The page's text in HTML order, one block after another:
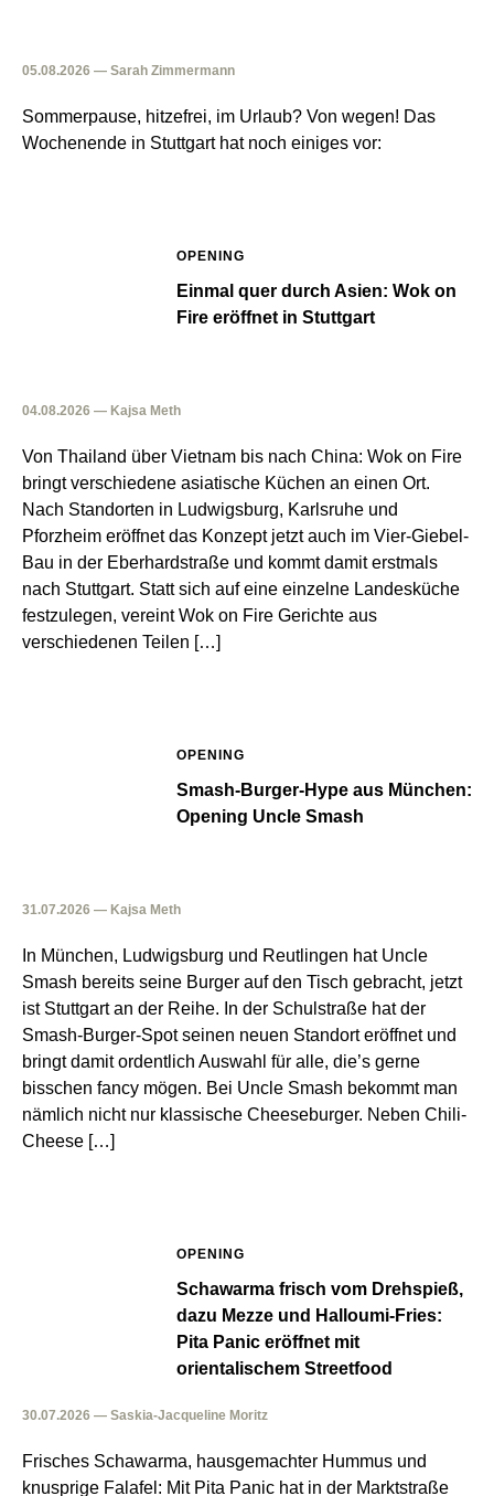
05.08.2026 — Sarah Zimmermann
Sommerpause, hitzefrei, im Urlaub? Von wegen! Das
Wochenende in Stuttgart hat noch einiges vor:
OPENING
Einmal quer durch Asien: Wok on
Fire eröffnet in Stuttgart
04.08.2026 — Kajsa Meth
Von Thailand über Vietnam bis nach China: Wok on Fire
bringt verschiedene asiatische Küchen an einen Ort.
Nach Standorten in Ludwigsburg, Karlsruhe und
Pforzheim eröffnet das Konzept jetzt auch im Vier-Giebel-
Bau in der Eberhardstraße und kommt damit erstmals
nach Stuttgart. Statt sich auf eine einzelne Landesküche
festzulegen, vereint Wok on Fire Gerichte aus
verschiedenen Teilen […]
OPENING
Smash-Burger-Hype aus München:
Opening Uncle Smash
31.07.2026 — Kajsa Meth
In München, Ludwigsburg und Reutlingen hat Uncle
Smash bereits seine Burger auf den Tisch gebracht, jetzt
ist Stuttgart an der Reihe. In der Schulstraße hat der
Smash-Burger-Spot seinen neuen Standort eröffnet und
bringt damit ordentlich Auswahl für alle, die’s gerne
bisschen fancy mögen. Bei Uncle Smash bekommt man
nämlich nicht nur klassische Cheeseburger. Neben Chili-
Cheese […]
OPENING
Schawarma frisch vom Drehspieß,
dazu Mezze und Halloumi-Fries:
Pita Panic eröffnet mit
orientalischem Streetfood
30.07.2026 — Saskia-Jacqueline Moritz
Frisches Schawarma, hausgemachter Hummus und
knusprige Falafel: Mit Pita Panic hat in der Marktstraße